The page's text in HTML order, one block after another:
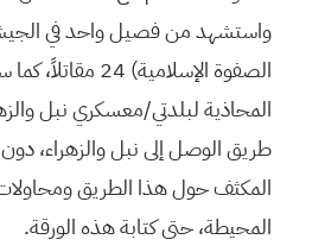
واستشهد من فصيل واحد في
الصفوة الإسلامية)
المحاذية لبلدتي/معسكري نبل
طريق الوصل إلى نبل والزهراء،
المكثف حول هذا الطريق
المحيطة، حتى كتابة هذه الورقة.